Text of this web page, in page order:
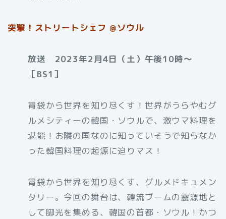
突撃！ストリートシェフ @ソウル
放送 2023年2月4日（土）午後10時〜
［BS1］
胃袋から世界を知り尽くす！世界がうらやむグ
ルメシティーの韓国・ソウルで、激ウマ料理を
堪能！お隣の国なのに知っていそうで知らなか
った韓国料理の起源に迫りマス！
胃袋から世界を知り尽くす、グルメドキュメン
タリー。今回の舞台は、韓流ブームの震源地と
して脚光を集める、韓国の首都・ソウル！かつ